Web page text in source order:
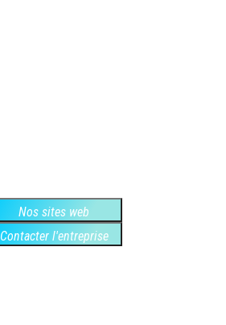
Nos sites web
Contacter l'entreprise